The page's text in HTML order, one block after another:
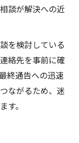
談が解決への近
を検討している
絡先を事前に確
終通告への迅速
ながるため、迷
す。